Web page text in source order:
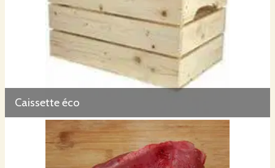
Caissette éco